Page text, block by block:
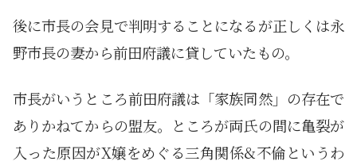
後に市長の会見で判明することになるが正しくは永
野市長の妻から前田府議に貸していたもの。
市長がいうところ前田府議は「家族同然」の存在で
ありかねてからの盟友。ところが両氏の間に亀裂が
入った原因がX嬢をめぐる三角関係&不倫というわ